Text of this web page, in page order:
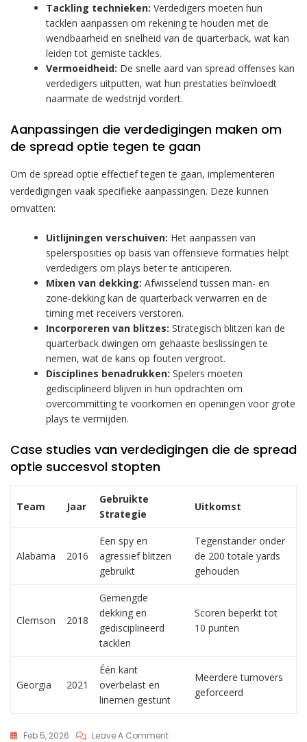
Tackling technieken: Verdedigers moeten hun
tacklen aanpassen om rekening te houden met de
wendbaarheid en snelheid van de quarterback, wat kan
leiden tot gemiste tackles.
Vermoeidheid: De snelle aard van spread offenses kan
verdedigers uitputten, wat hun prestaties beïnvloedt
naarmate de wedstrijd vordert.
Aanpassingen die verdedigingen maken om
de spread optie tegen te gaan
Om de spread optie effectief tegen te gaan, implementeren
verdedigingen vaak specifieke aanpassingen. Deze kunnen
omvatten:
Uitlijningen verschuiven: Het aanpassen van
spelersposities op basis van offensieve formaties helpt
verdedigers om plays beter te anticiperen.
Mixen van dekking: Afwisselend tussen man- en
zone-dekking kan de quarterback verwarren en de
timing met receivers verstoren.
Incorporeren van blitzes: Strategisch blitzen kan de
quarterback dwingen om gehaaste beslissingen te
nemen, wat de kans op fouten vergroot.
Disciplines benadrukken: Spelers moeten
gedisciplineerd blijven in hun opdrachten om
overcommitting te voorkomen en openingen voor grote
plays te vermijden.
Case studies van verdedigingen die de spread
optie succesvol stopten
Team Jaar
Gebruikte
Strategie
Uitkomst
Alabama 2016
Een spy en
agressief blitzen
gebruikt
Tegenstander onder
de 200 totale yards
gehouden
Clemson 2018
Gemengde
dekking en
gedisciplineerd
tacklen
Scoren beperkt tot
10 punten
Georgia 2021
Één kant
overbelast en
linemen gestunt
Meerdere turnovers
geforceerd
Feb 5, 2026 Leave A CommentOn